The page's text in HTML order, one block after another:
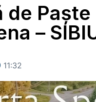
Paște
–
11:32